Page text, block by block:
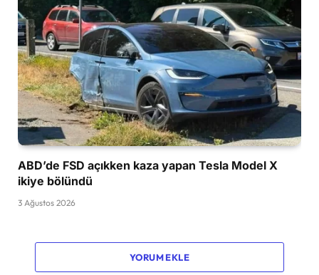
ABD’de FSD açıkken kaza yapan Tesla Model X
ikiye bölündü
3 Ağustos 2026
YORUM EKLE